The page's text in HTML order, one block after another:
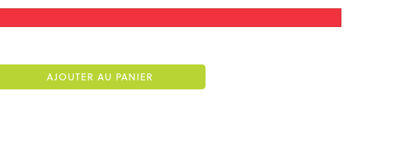
AJOUTER AU PANIER